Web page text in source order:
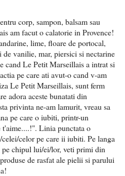
corp, sampon, balsam sau
am facut o calatorie in Provence!
lime, floare de portocal,
vanilie, mar, piersici si nectarine
cand Le Petit Marseillais a intrat si
pe care ati avut-o cand v-am
Le Petit Marseillais, sunt ferm
adora aceste bunatati din
privinta ne-am lamurit, vreau sa
pe care o iubiti, printr-un
t'aime....!". Linia punctata o
celor pe care ii iubiti. Pe langa
pe chipul lui/ei/lor, veti primi din
de rasfat ale pielii si parului